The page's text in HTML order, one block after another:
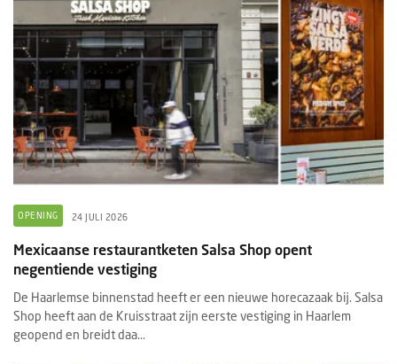
OPENING 24 JULI 2026
Mexicaanse restaurantketen Salsa Shop opent
negentiende vestiging
De Haarlemse binnenstad heeft er een nieuwe horecazaak bij. Salsa
Shop heeft aan de Kruisstraat zijn eerste vestiging in Haarlem
geopend en breidt daa...